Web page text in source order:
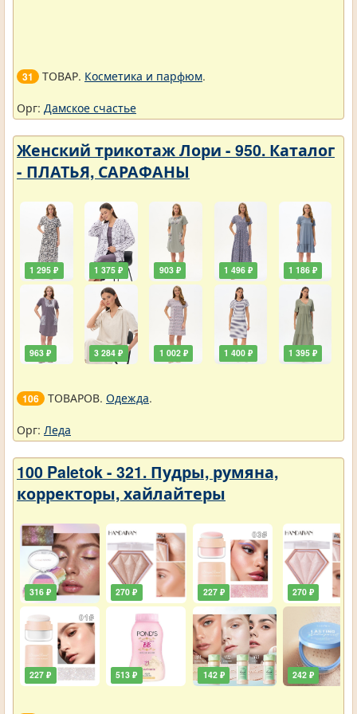
31 ТОВАР. Косметика и парфюм.
Орг: Дамское счастье
Женский трикотаж Лори - 950. Каталог
- ПЛАТЬЯ, САРАФАНЫ
1 295 ₽
963 ₽
1 375 ₽
3 284 ₽
903 ₽
1 002 ₽
1 496 ₽
1 400 ₽
1 186 ₽
1 395 ₽
106 ТОВАРОВ. Одежда.
Орг: Леда
100 Paletok - 321. Пудры, румяна,
корректоры, хайлайтеры
316 ₽
227 ₽
270 ₽
513 ₽
227 ₽
142 ₽
270 ₽
242 ₽